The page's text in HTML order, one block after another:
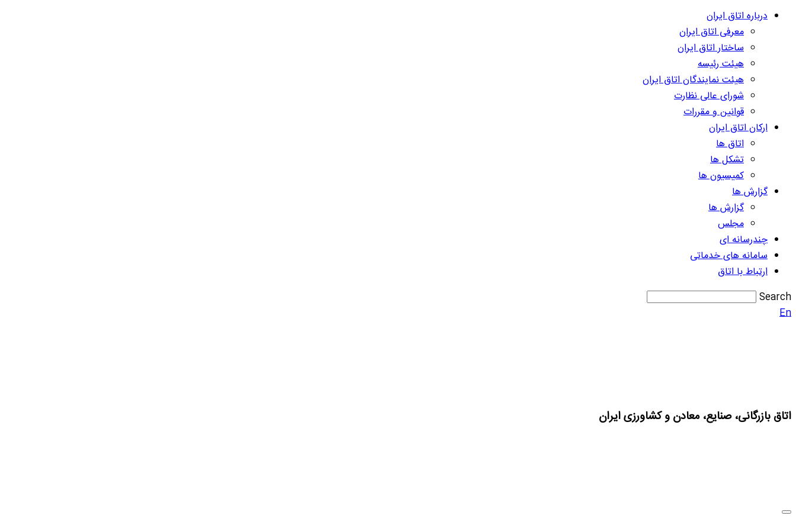
درباره اتاق ایران
معرفی اتاق ایران
ساختار اتاق ایران
هیئت رئیسه
هیئت نمایندگان اتاق ایران
شورای عالی نظارت
قوانین و مقررات
ارکان اتاق ایران
اتاق ها
تشکل ها
کمیسیون ها
گزارش ها
گزارش ها
مجلس
چندرسانه ای
سامانه های خدماتی
ارتباط با اتاق
Search
En
اتاق بازرگانی، صنایع، معادن و کشاورزی ایران